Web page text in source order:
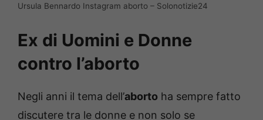
Ursula Bennardo Instagram aborto – Solonotizie24
Ex di Uomini e Donne
contro l’aborto
Negli anni il tema dell’aborto ha sempre fatto
discutere tra le donne e non solo se